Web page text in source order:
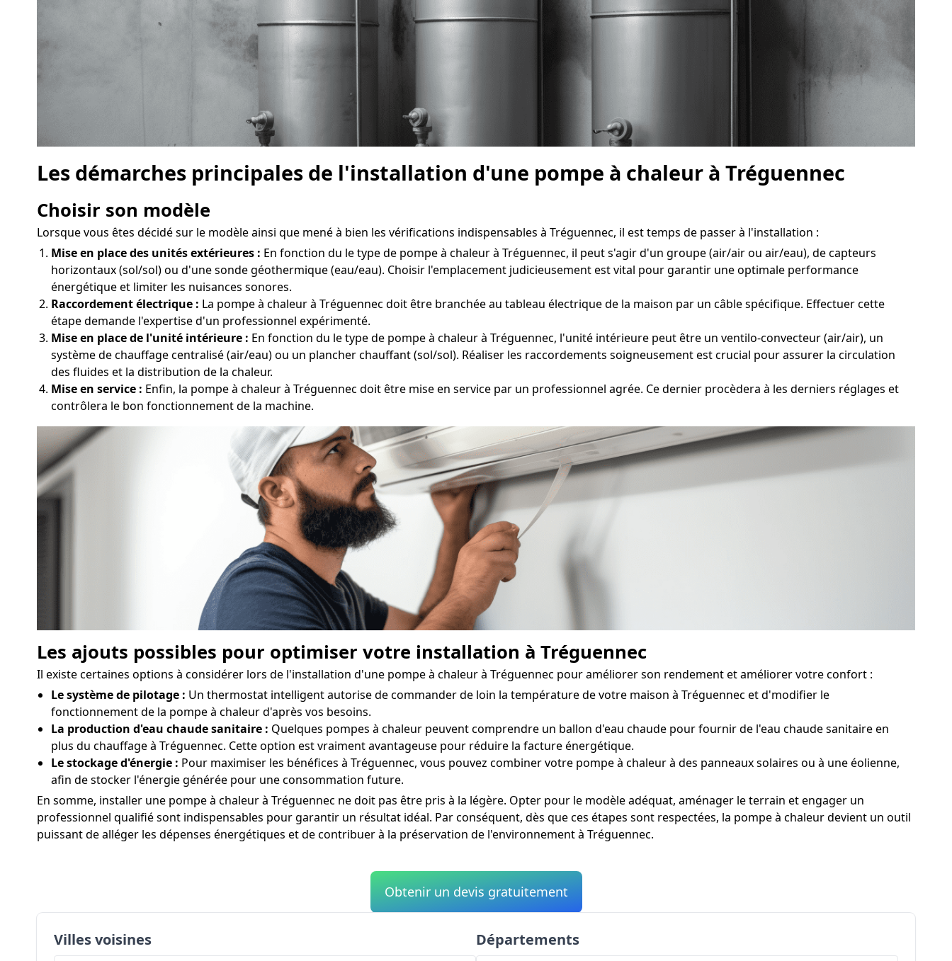
Les démarches principales de l'installation d'une pompe à chaleur à Tréguennec
Choisir son modèle
Lorsque vous êtes décidé sur le modèle ainsi que mené à bien les vérifications indispensables à Tréguennec, il est temps de passer à l'installation :
Mise en place des unités extérieures : En fonction du le type de pompe à chaleur à Tréguennec, il peut s'agir d'un groupe (air/air ou air/eau), de capteurs
horizontaux (sol/sol) ou d'une sonde géothermique (eau/eau). Choisir l'emplacement judicieusement est vital pour garantir une optimale performance
énergétique et limiter les nuisances sonores.
Raccordement électrique : La pompe à chaleur à Tréguennec doit être branchée au tableau électrique de la maison par un câble spécifique. Effectuer cette
étape demande l'expertise d'un professionnel expérimenté.
Mise en place de l'unité intérieure : En fonction du le type de pompe à chaleur à Tréguennec, l'unité intérieure peut être un ventilo-convecteur (air/air), un
système de chauffage centralisé (air/eau) ou un plancher chauffant (sol/sol). Réaliser les raccordements soigneusement est crucial pour assurer la circulation
des fluides et la distribution de la chaleur.
Mise en service : Enfin, la pompe à chaleur à Tréguennec doit être mise en service par un professionnel agrée. Ce dernier procèdera à les derniers réglages et
contrôlera le bon fonctionnement de la machine.
Les ajouts possibles pour optimiser votre installation à Tréguennec
Il existe certaines options à considérer lors de l'installation d'une pompe à chaleur à Tréguennec pour améliorer son rendement et améliorer votre confort :
Le système de pilotage : Un thermostat intelligent autorise de commander de loin la température de votre maison à Tréguennec et d'modifier le
fonctionnement de la pompe à chaleur d'après vos besoins.
La production d'eau chaude sanitaire : Quelques pompes à chaleur peuvent comprendre un ballon d'eau chaude pour fournir de l'eau chaude sanitaire en
plus du chauffage à Tréguennec. Cette option est vraiment avantageuse pour réduire la facture énergétique.
Le stockage d'énergie : Pour maximiser les bénéfices à Tréguennec, vous pouvez combiner votre pompe à chaleur à des panneaux solaires ou à une éolienne,
afin de stocker l'énergie générée pour une consommation future.
En somme, installer une pompe à chaleur à Tréguennec ne doit pas être pris à la légère. Opter pour le modèle adéquat, aménager le terrain et engager un
professionnel qualifié sont indispensables pour garantir un résultat idéal. Par conséquent, dès que ces étapes sont respectées, la pompe à chaleur devient un outil
puissant de alléger les dépenses énergétiques et de contribuer à la préservation de l'environnement à Tréguennec.
Obtenir un devis gratuitement
Villes voisines Départements